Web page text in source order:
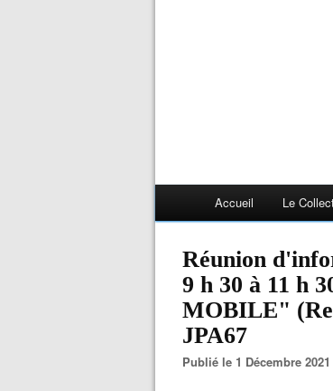
Accueil Le
Réunion
9 h 30 à 11 h
MOBILE"
JPA67
Publié le 1 Décembre 2021